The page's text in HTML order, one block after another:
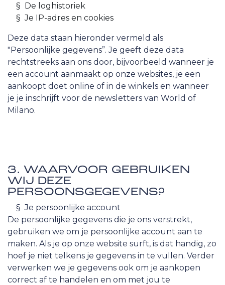
​§ De loghistoriek
​§ Je IP-adres en cookies
Deze data staan hieronder vermeld als
"Persoonlijke gegevens”. Je geeft deze data
rechtstreeks aan ons door, bijvoorbeeld wanneer je
een account aanmaakt op onze websites, je een
aankoopt doet online of in de winkels en wanneer
je je inschrijft voor de newsletters van World of
Milano.
3. WAARVOOR GEBRUIKEN
WIJ DEZE
PERSOONSGEGEVENS?
​§ Je persoonlijke account
De persoonlijke gegevens die je ons verstrekt,
gebruiken we om je persoonlijke account aan te
maken. Als je op onze website surft, is dat handig, zo
hoef je niet telkens je gegevens in te vullen. Verder
verwerken we je gegevens ook om je aankopen
correct af te handelen en om met jou te